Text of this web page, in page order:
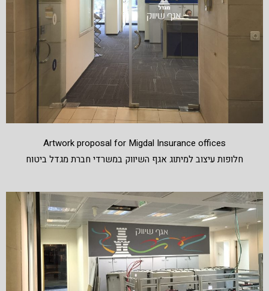
Artwork proposal for Migdal Insurance offices
חלופות עיצוב למיתוג אגף השיווק במשרדי חברת מגדל ביטוח